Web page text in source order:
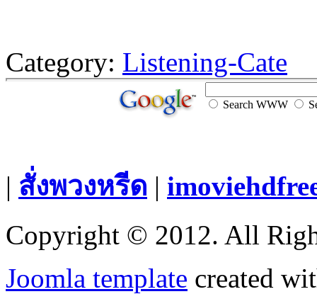
Category: Listening-Cate
Search WWW
| สั่งพวงหรีด |
Copyright © 2012. All
Joomla template created